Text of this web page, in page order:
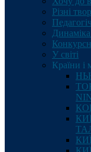
Різні
У світі
Країни і